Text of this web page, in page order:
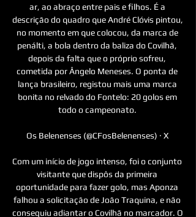
ar, ao abraço entre pais e filhos. É a
descrição do quadro que André Clóvis pintou,
no momento em que colocou, da marca de
penálti, a bola dentro da baliza do Covilhã,
depois da falta que o próprio sofreu,
cometida por Ângelo Meneses. O ponta de
lança brasileiro, registou mais uma marca
bonita no relvado do Fontelo: 20 golos em
todo o campeonato.
Os Belenenses (@CFosBelenenses) · X
Com um início de jogo intenso, foi o conjunto
visitante que dispôs da primeira
oportunidade para fazer golo, mas Aponza
falhou a solicitação de João Traquina, e não
conseguiu adiantar o Covilhã no marcador. O